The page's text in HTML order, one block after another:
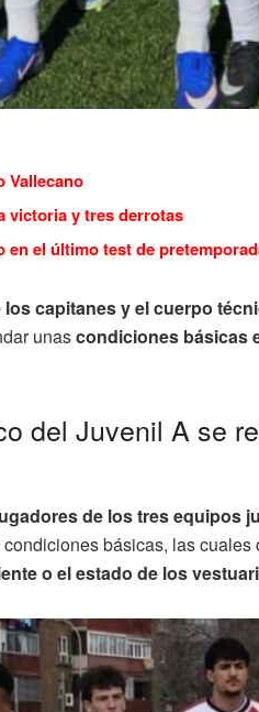
Vallecano
victoria y tres derrotas
en el último test de
capitanes y el cuerpo
unascondiciones básicas
del Juvenil A se
de los tres equipos
básicas, las
o el estado de los